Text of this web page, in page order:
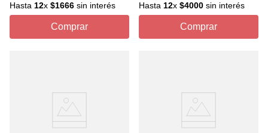
Hasta 12x $1666 sin interés
Comprar
Hasta12x$4000 sin interés
Comprar